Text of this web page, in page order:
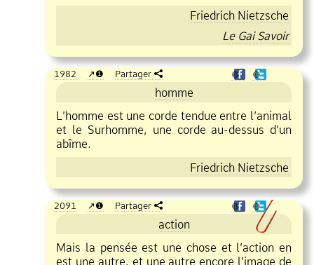
Friedrich Nietzsche
Le Gai Savoir
1982 ❶ Partager ❶ ❶
homme
L’homme est une corde tendue entre l’animal
et le Surhomme, une corde au dessus d’un
abîme.
Friedrich Nietzsche
2091 ❶ Partager ❶ ❶
action
Mais la pensée est une chose et l’action en
est une autre, et une autre encore l’image de